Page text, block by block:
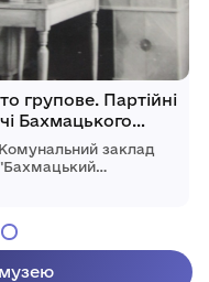
групове. Партійні
Бахмацького
Комунальний заклад
Яременка"
міської
ради